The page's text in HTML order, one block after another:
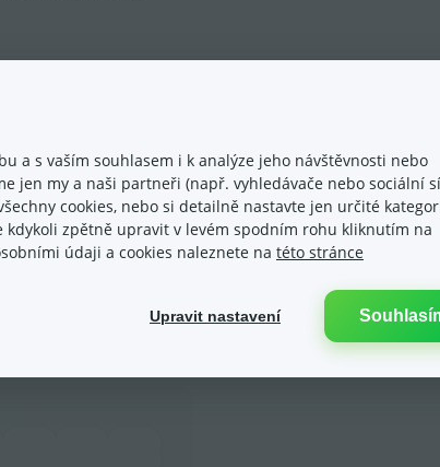
import pomocí
. Do importních
manažer
a s vaším souhlasem i k analýze jeho návštěvnosti nebo
jen my a naši partneři (např. vyhledávače nebo sociální
cookies, nebo si detailně nastavte jen určité
zpětně upravit v levém spodním rohu kliknutím na
údaji a cookies naleznete na této stránce
Upravit nastavení